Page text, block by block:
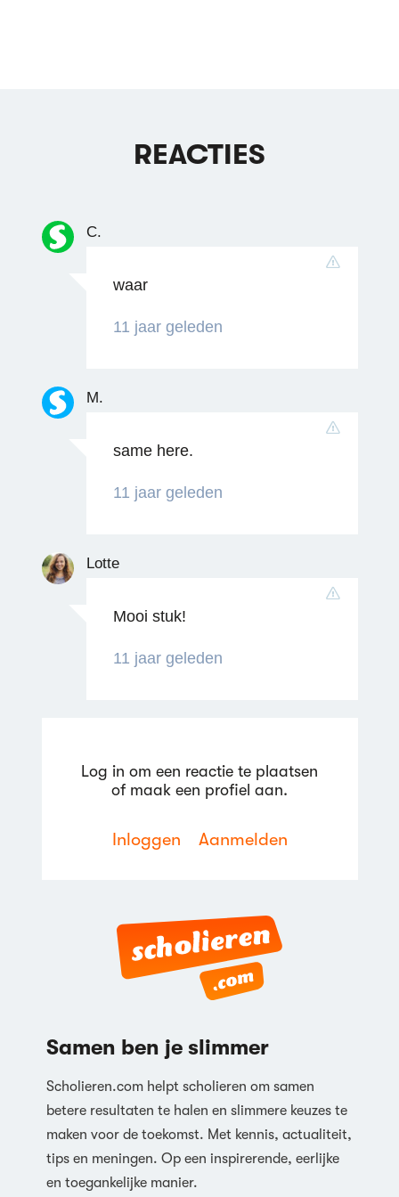
REACTIES
C.
waar
11 jaar geleden
Reageren
M.
same here.
11 jaar geleden
Reageren
Lotte
Mooi stuk!
11 jaar geleden
Reageren
Log in om een reactie te plaatsen
of maak een profiel aan.
Inloggen Aanmelden
Samen ben je slimmer
Scholieren.com helpt scholieren om samen
betere resultaten te halen en slimmere keuzes te
maken voor de toekomst. Met kennis, actualiteit,
tips en meningen. Op een inspirerende, eerlijke
en toegankelijke manier.